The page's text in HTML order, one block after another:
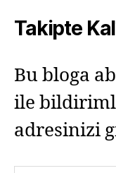
Takipte
Bu bloga
ile
adresinizi
E-postanızı yazın…